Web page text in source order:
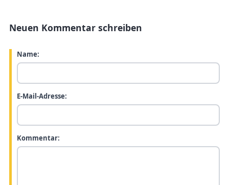
Neuen Kommentar schreiben
Name:
E-Mail-Adresse:
Kommentar: